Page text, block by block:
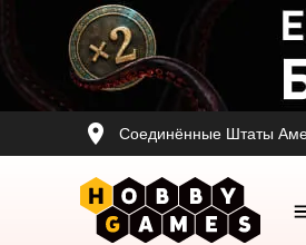
Соединённые Штаты